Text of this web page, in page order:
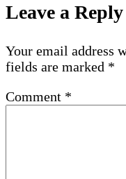
Leave a Reply
Your email address
fields are marked *
Comment *